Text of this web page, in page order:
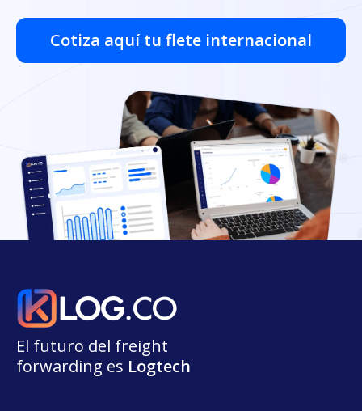
Cotiza aquí tu flete internacional
El futuro del freight
forwarding es Logtech